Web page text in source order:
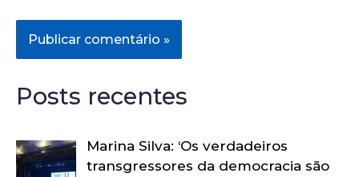
Posts recentes
Marina Silva: ‘Os verdadeiros
transgressores da democracia são